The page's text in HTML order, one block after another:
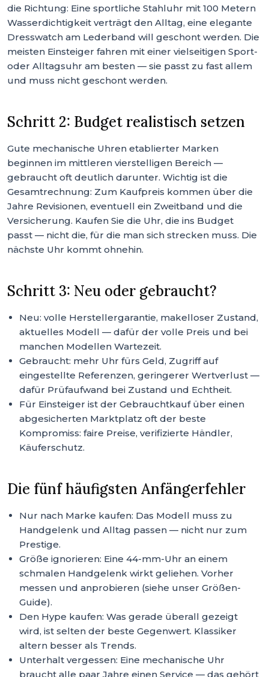
die Richtung: Eine sportliche Stahluhr mit 100 Metern
Wasserdichtigkeit verträgt den Alltag, eine elegante
Dresswatch am Lederband will geschont werden. Die
meisten Einsteiger fahren mit einer vielseitigen Sport-
oder Alltagsuhr am besten — sie passt zu fast allem
und muss nicht geschont werden.
Schritt 2: Budget realistisch setzen
Gute mechanische Uhren etablierter Marken
beginnen im mittleren vierstelligen Bereich —
gebraucht oft deutlich darunter. Wichtig ist die
Gesamtrechnung: Zum Kaufpreis kommen über die
Jahre Revisionen, eventuell ein Zweitband und die
Versicherung. Kaufen Sie die Uhr, die ins Budget
passt — nicht die, für die man sich strecken muss. Die
nächste Uhr kommt ohnehin.
Schritt 3: Neu oder gebraucht?
Neu: volle Herstellergarantie, makelloser Zustand,
aktuelles Modell — dafür der volle Preis und bei
manchen Modellen Wartezeit.
Gebraucht: mehr Uhr fürs Geld, Zugriff auf
eingestellte Referenzen, geringerer Wertverlust —
dafür Prüfaufwand bei Zustand und Echtheit.
Für Einsteiger ist der Gebrauchtkauf über einen
abgesicherten Marktplatz oft der beste
Kompromiss: faire Preise, verifizierte Händler,
Käuferschutz.
Die fünf häufigsten Anfängerfehler
Nur nach Marke kaufen: Das Modell muss zu
Handgelenk und Alltag passen — nicht nur zum
Prestige.
Größe ignorieren: Eine 44-mm-Uhr an einem
schmalen Handgelenk wirkt geliehen. Vorher
messen und anprobieren (siehe unser Größen-
Guide).
Den Hype kaufen: Was gerade überall gezeigt
wird, ist selten der beste Gegenwert. Klassiker
altern besser als Trends.
Unterhalt vergessen: Eine mechanische Uhr
braucht alle paar Jahre einen Service — das gehört